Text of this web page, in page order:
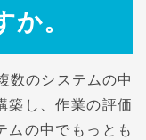
。
数のシステムの中
築し、作業の評価
ムの中でもっとも